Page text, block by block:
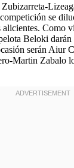
se
Como
Beloki
serán Aiur
Martin Zabalo